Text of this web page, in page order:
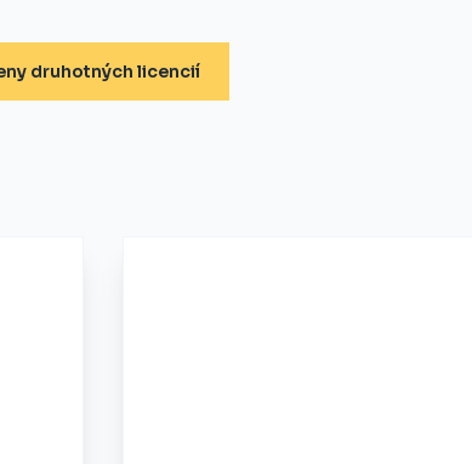
druhotných licencií